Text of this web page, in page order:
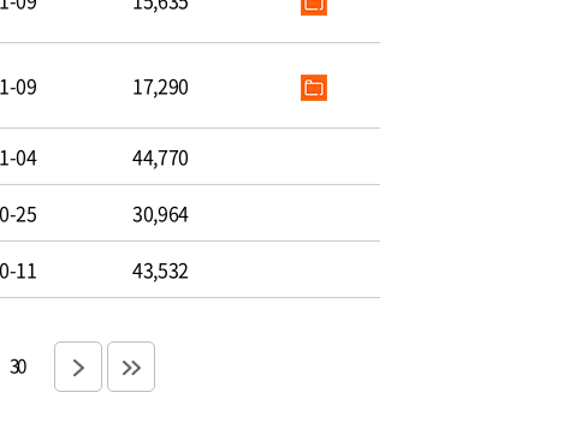
09 17,290
04
44,770
25
30,964
11 43,532
30